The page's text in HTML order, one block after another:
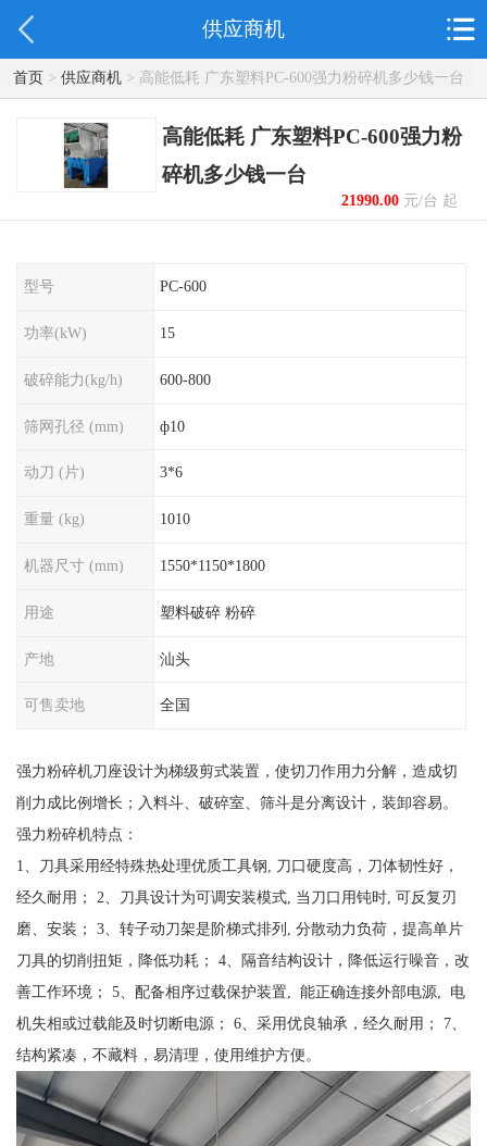
供应商机
首页> 供应商机> 高能低耗 广东塑料PC-600强力粉碎机多少钱一台
高能低耗 广东塑料PC-600强力粉
碎机多少钱一台
21990.00元/台 起
型号 PC-600
功率(kW) 15
破碎能力(kg/h) 600-800
筛网孔径 (mm) ф10
动刀 (片) 3*6
重量 (kg) 1010
机器尺寸 (mm) 1550*1150*1800
用途 塑料破碎 粉碎
产地 汕头
可售卖地 全国
强力粉碎机刀座设计为梯级剪式装置，使切刀作用力分解，造成切
削力成比例增长；入料斗、破碎室、筛斗是分离设计，装卸容易。
强力粉碎机特点：
1、刀具采用经特殊热处理优质工具钢, 刀口硬度高，刀体韧性好，
经久耐用； 2、刀具设计为可调安装模式, 当刀口用钝时, 可反复刃
磨、安装； 3、转子动刀架是阶梯式排列, 分散动力负荷，提高单片
刀具的切削扭矩，降低功耗； 4、隔音结构设计，降低运行噪音，改
善工作环境； 5、配备相序过载保护装置, 能正确连接外部电源, 电
机失相或过载能及时切断电源； 6、采用优良轴承，经久耐用； 7、
结构紧凑，不藏料，易清理，使用维护方便。